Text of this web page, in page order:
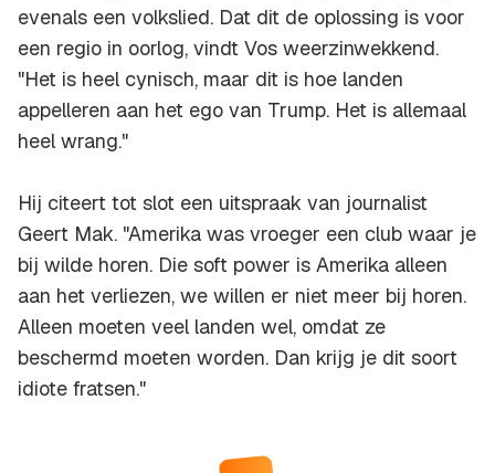
evenals een volkslied. Dat dit de oplossing is voor
een regio in oorlog, vindt Vos weerzinwekkend.
"Het is heel cynisch, maar dit is hoe landen
appelleren aan het ego van Trump. Het is allemaal
heel wrang."
Hij citeert tot slot een uitspraak van journalist
Geert Mak. "Amerika was vroeger een club waar je
bij wilde horen. Die soft power is Amerika alleen
aan het verliezen, we willen er niet meer bij horen.
Alleen moeten veel landen wel, omdat ze
beschermd moeten worden. Dan krijg je dit soort
idiote fratsen."